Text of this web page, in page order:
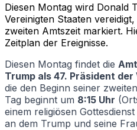
Diesen Montag wird Donald
Vereinigten Staaten
zweiten Amtszeit markiert.
Zeitplan der Ereignisse.
Diesen Montag findet die
Trump als 47. Präsident
die den Beginn seiner
Tag beginnt um 8:15 Uhr
einem religiösen
an dem Trump und seine